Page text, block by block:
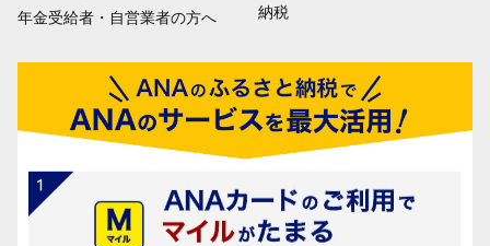
年金受給者・自営業者の方へ
納税